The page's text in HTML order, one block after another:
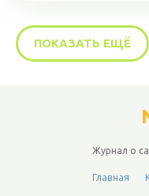
ПОКАЗАТЬ ЕЩЁ
Журнал о
Главная